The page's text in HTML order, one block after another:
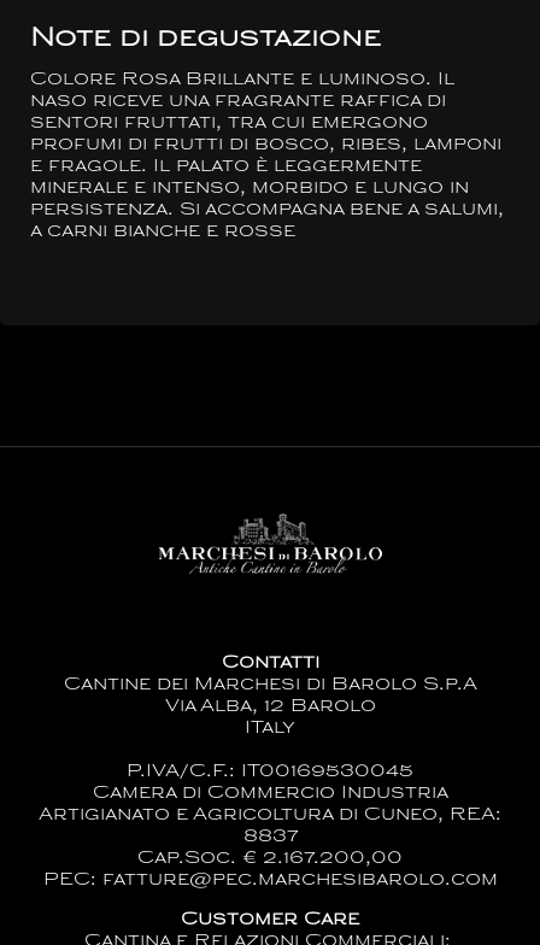
Note di degustazione
Colore Rosa Brillante e luminoso. Il
naso riceve una fragrante raffica di
sentori fruttati, tra cui emergono
profumi di frutti di bosco, ribes, lamponi
e fragole. Il palato è leggermente
minerale e intenso, morbido e lungo in
persistenza. Si accompagna bene a salumi,
a carni bianche e rosse
Contatti
Cantine dei Marchesi di Barolo S.p.A
Via Alba, 12 Barolo
ITaly
P.IVA/C.F.: IT00169530045
Camera di Commercio Industria
Artigianato e Agricoltura di Cuneo, REA:
8837
Cap.Soc. € 2.167.200,00
PEC: fatture@pec.marchesibarolo.com
Customer Care
Cantina e Relazioni Commerciali: